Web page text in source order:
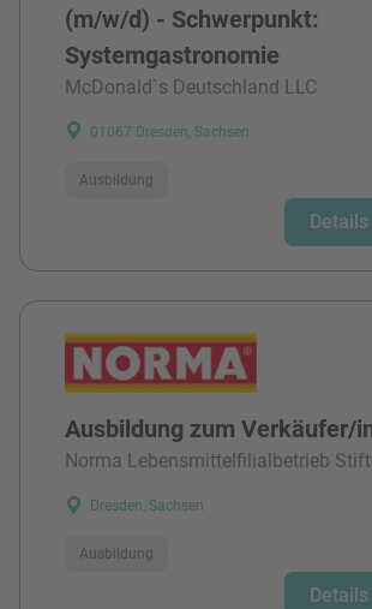
(m/w/d) - Schwerpunkt:
Systemgastronomie
McDonald`s Deutschland LLC
01067 Dresden, Sachsen
Ausbildung
Ausbildung zum Verkäufer/
Norma Lebensmittelfilialbetrieb
Dresden, Sachsen
Ausbildung